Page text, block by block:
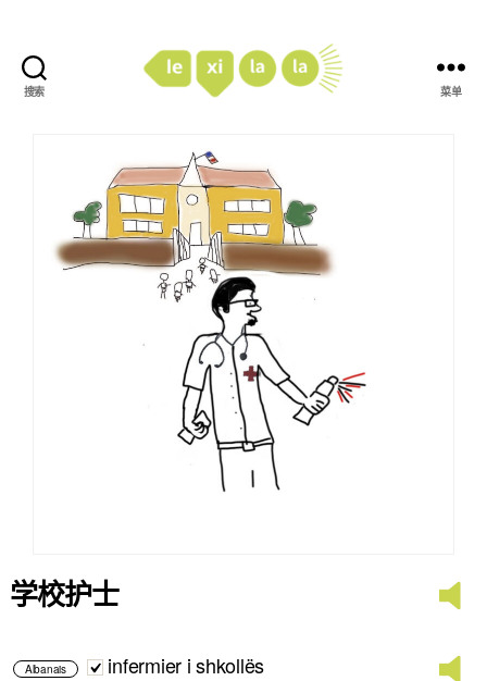
搜索 菜单
学校护士
Albanais infermier i shkollës